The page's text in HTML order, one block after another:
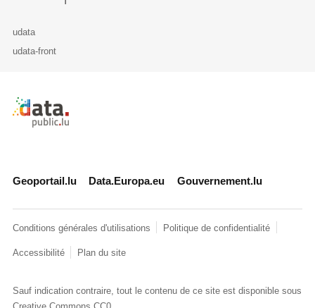
udata
udata-front
Retour à l'accueil de data.public.lu
Geoportail.lu Data.Europa.eu Gouvernement.lu
Conditions générales d'utilisations Politique de confidentialité
Accessibilité Plan du site
Sauf indication contraire, tout le contenu de ce site est disponible sous